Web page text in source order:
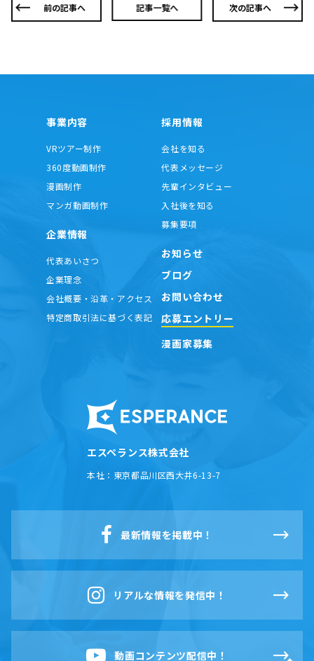
前の記事へ 記事一覧へ 次の記事へ
エスペランス株式会社
本社： 東京都品川区西大井6-13-7
事業内容
VRツアー制作
360度動画制作
漫画制作
マンガ動画制作
企業情報
代表あいさつ
企業理念
会社概要・沿革・アクセス
特定商取引法に基づく表記
採用情報
会社を知る
代表メッセージ
先輩インタビュー
入社後を知る
募集要項
お知らせ
ブログ
お問い合わせ
応募エントリー
漫画家募集
最新情報を掲載中！
リアルな情報を発信中！
動画コンテンツ配信中！